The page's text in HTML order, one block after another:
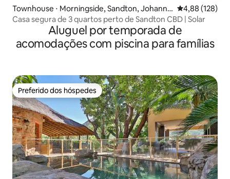
Townhouse ⋅ Morningside, Sandton, Johanne
sburg
4,88 de uma
4,88 (128)
Casa segura de 3 quartos perto de Sandton CBD | Solar
Aluguel por temporada de
acomodações com piscina para famílias
Preferido dos hóspedes
Preferido dos hóspedes